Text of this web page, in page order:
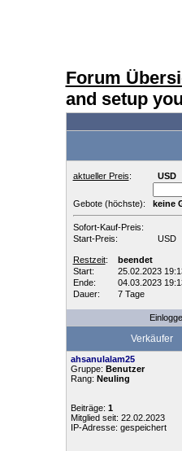
Forum
and setup
aktueller Preis: USD
Gebote (höchste):
keine
Sofort-Kauf-Preis:
Start-Preis:
USD
Restzeit:
beendet
Start:
25.02.2023
Ende:
04.03.2023
Dauer:
7 Tage
Verkäufer
ahsanulalam25
Gruppe: Benutzer
Rang: Neuling
Beiträge: 1
Mitglied seit: 22.02.2023
IP-Adresse: gespeichert